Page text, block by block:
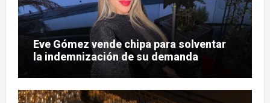
Eve Gómez vende chipa para solventar
la indemnización de su demanda